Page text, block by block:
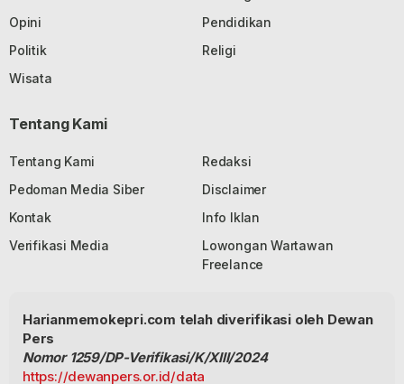
Opini
Pendidikan
Politik
Religi
Wisata
Tentang Kami
Tentang Kami
Redaksi
Pedoman Media Siber
Disclaimer
Kontak
Info Iklan
Verifikasi Media
Lowongan Wartawan
Freelance
Harianmemokepri.com telah diverifikasi oleh Dewan
Pers
Nomor 1259/DP-Verifikasi/K/XIII/2024
https://dewanpers.or.id/data